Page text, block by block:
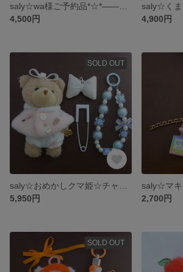
4,500円
4,900円
SOLD OUT
5,950円
2,700円
SOLD OUT